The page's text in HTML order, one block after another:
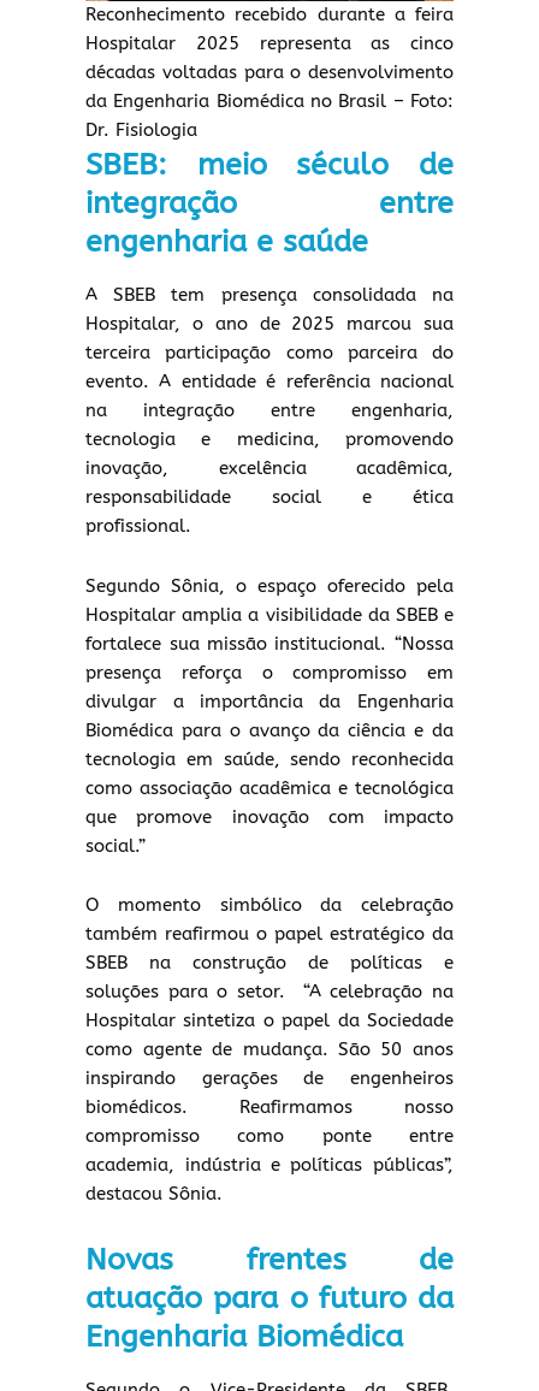
Reconhecimento recebido durante a feira
Hospitalar 2025 representa as cinco
décadas voltadas para o desenvolvimento
da Engenharia Biomédica no Brasil – Foto:
Dr. Fisiologia
SBEB: meio século de
integração entre
engenharia e saúde
A SBEB tem presença consolidada na
Hospitalar, o ano de 2025 marcou sua
terceira participação como parceira do
evento. A entidade é referência nacional
na integração entre engenharia,
tecnologia e medicina, promovendo
inovação, excelência acadêmica,
responsabilidade social e ética
profissional.
Segundo Sônia, o espaço oferecido pela
Hospitalar amplia a visibilidade da SBEB e
fortalece sua missão institucional. “Nossa
presença reforça o compromisso em
divulgar a importância da Engenharia
Biomédica para o avanço da ciência e da
tecnologia em saúde, sendo reconhecida
como associação acadêmica e tecnológica
que promove inovação com impacto
social.”
O momento simbólico da celebração
também reafirmou o papel estratégico da
SBEB na construção de políticas e
soluções para o setor. “A celebração na
Hospitalar sintetiza o papel da Sociedade
como agente de mudança. São 50 anos
inspirando gerações de engenheiros
biomédicos. Reafirmamos nosso
compromisso como ponte entre
academia, indústria e políticas públicas”,
destacou Sônia.
Novas frentes de
atuação para o futuro da
Engenharia Biomédica